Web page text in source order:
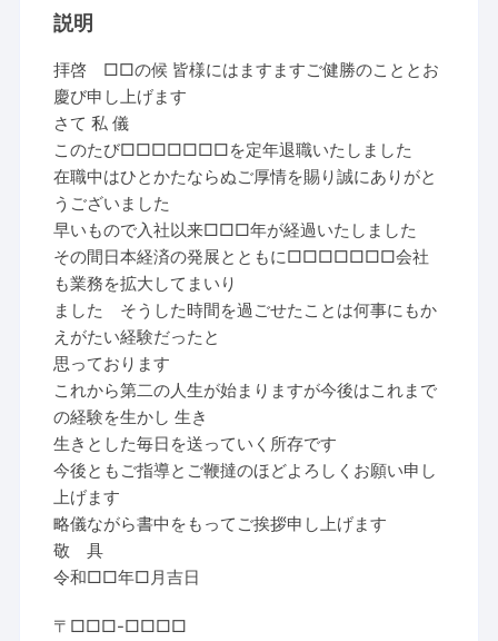
説明
拝啓 □□の候 皆様にはますますご健勝のこととお
慶び申し上げます
さて 私 儀
このたび□□□□□□□を定年退職いたしました
在職中はひとかたならぬご厚情を賜り誠にありがと
うございました
早いもので入社以来□□□年が経過いたしました
その間日本経済の発展とともに□□□□□□□会社
も業務を拡大してまいり
ました そうした時間を過ごせたことは何事にもか
えがたい経験だったと
思っております
これから第二の人生が始まりますが今後はこれまで
の経験を生かし 生き
生きとした毎日を送っていく所存です
今後ともご指導とご鞭撻のほどよろしくお願い申し
上げます
略儀ながら書中をもってご挨拶申し上げます
敬 具
令和□□年□月吉日
〒□□□-□□□□